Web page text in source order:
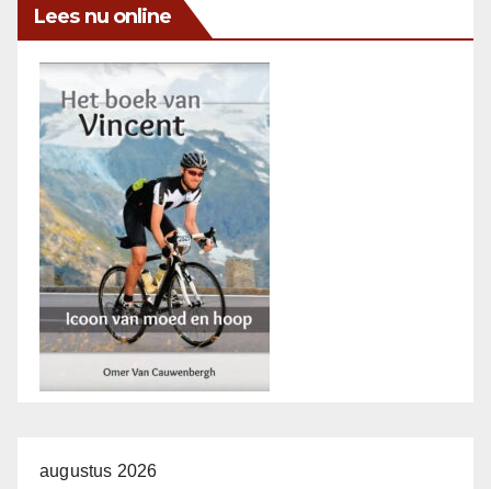
Lees nu online
augustus 2026